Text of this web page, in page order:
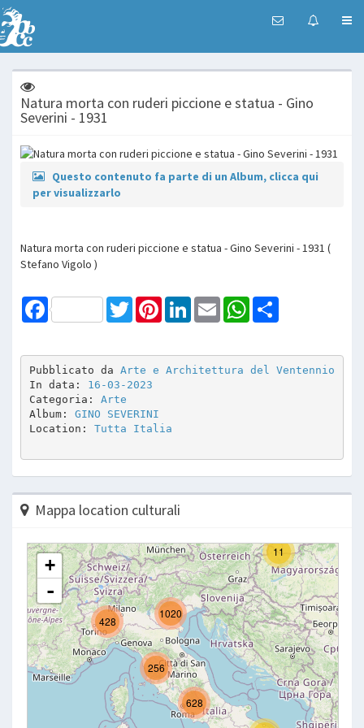
Natura morta con ruderi piccione e statua - Gino
Severini - 1931
Questo contenuto fa parte di un Album, clicca qui
per visualizzarlo
Natura morta con ruderi piccione e statua - Gino Severini - 1931 (
Stefano Vigolo )
Facebook TwitterPinterestLinkedInEmail WhatsApp
Pubblicato da Arte e Architettura del Ventennio
In data: 16-03-2023
Categoria: Arte
Album: GINO SEVERINI
Location: Tutta Italia
Mappa location culturali